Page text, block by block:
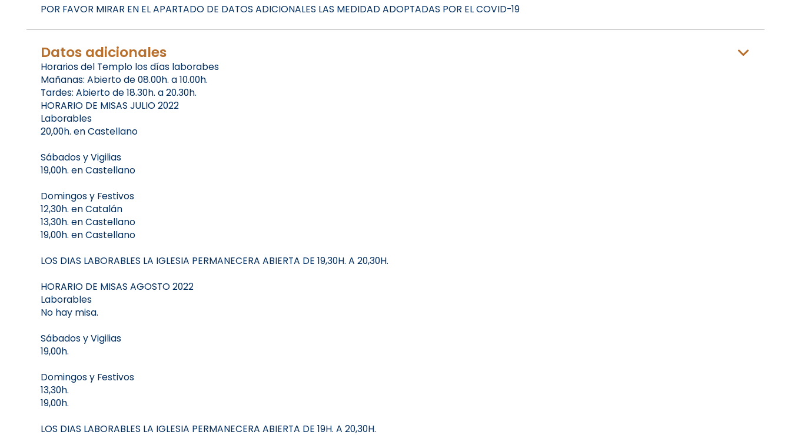
POR FAVOR MIRAR EN EL APARTADO DE DATOS ADICIONALES LAS MEDIDAD ADOPTADAS POR EL COVID-19
Datos adicionales
Horarios del Templo los días laborabes
Mañanas: Abierto de 08.00h. a 10.00h.
Tardes: Abierto de 18.30h. a 20.30h.
HORARIO DE MISAS JULIO 2022
Laborables
20,00h. en Castellano
Sábados y Vigilias
19,00h. en Castellano
Domingos y Festivos
12,30h. en Catalán
13,30h. en Castellano
19,00h. en Castellano
LOS DIAS LABORABLES LA IGLESIA PERMANECERA ABIERTA DE 19,30H. A 20,30H.
HORARIO DE MISAS AGOSTO 2022
Laborables
No hay misa.
Sábados y Vigilias
19,00h.
Domingos y Festivos
13,30h.
19,00h.
LOS DIAS LABORABLES LA IGLESIA PERMANECERA ABIERTA DE 19H. A 20,30H.